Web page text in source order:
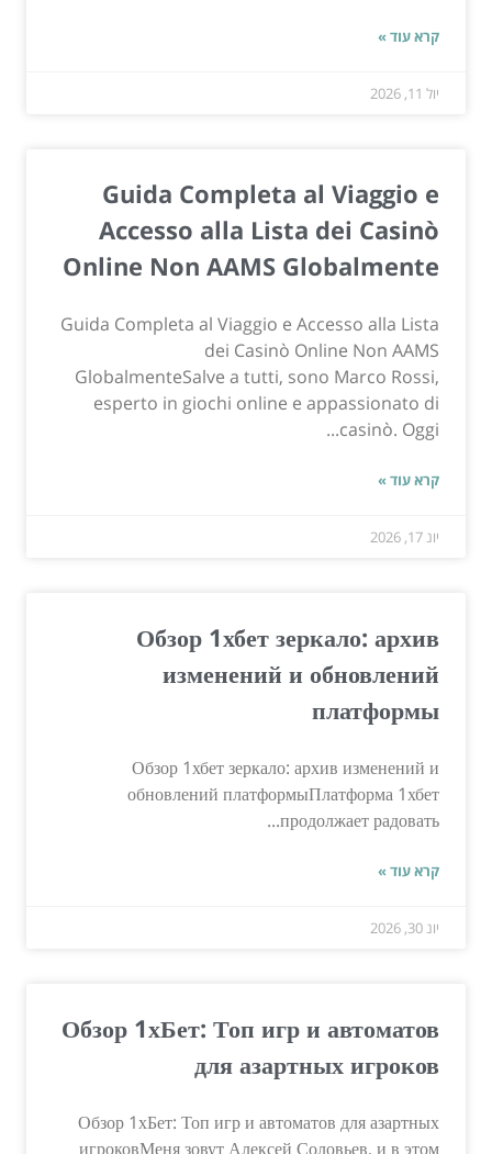
קרא עוד »
יול 11, 2026
Guida Completa al Viaggio e
Accesso alla Lista dei Casinò
Online Non AAMS Globalmente
Guida Completa al Viaggio e Accesso alla Lista
dei Casinò Online Non AAMS
GlobalmenteSalve a tutti, sono Marco Rossi,
esperto in giochi online e appassionato di
casinò. Oggi...
קרא עוד »
יונ 17, 2026
Обзор 1хбет зеркало: архив
изменений и обновлений
платформы
Обзор 1хбет зеркало: архив изменений и
обновлений платформыПлатформа 1хбет
продолжает радовать...
קרא עוד »
יונ 30, 2026
Обзор 1хБет: Топ игр и автоматов
для азартных игроков
Обзор 1хБет: Топ игр и автоматов для азартных
игроковМеня зовут Алексей Соловьев, и в этом